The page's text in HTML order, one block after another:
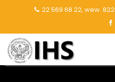
22 569 68 22, wew. 822